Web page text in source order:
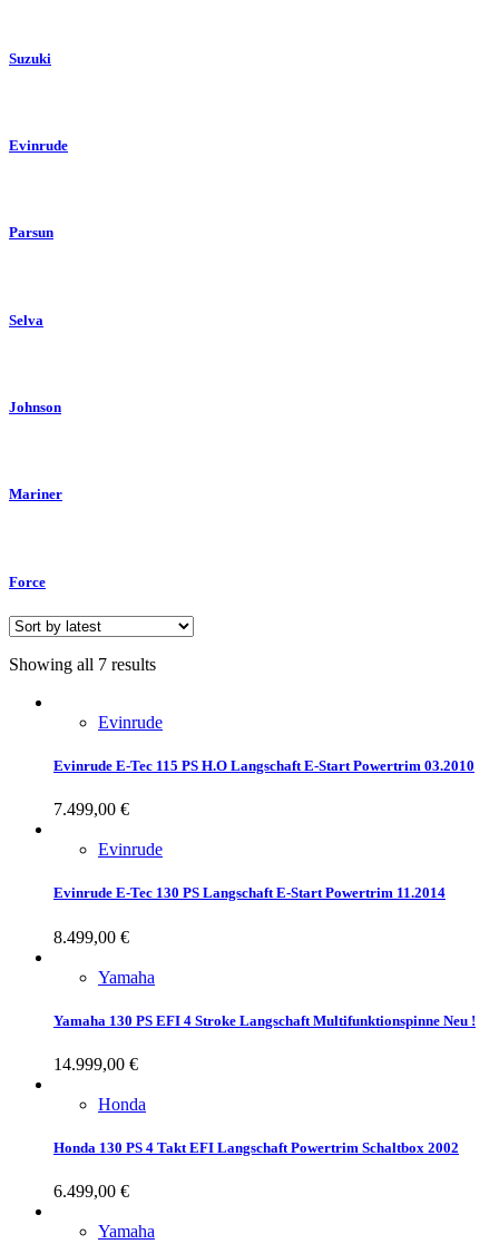
Suzuki
Evinrude
Parsun
Selva
Johnson
Mariner
Force
Showing all 7 results
Evinrude
Evinrude E-Tec 115 PS H.O Langschaft E-Start Powertrim 03.2010
7.499,00 €
Evinrude
Evinrude E-Tec 130 PS Langschaft E-Start Powertrim 11.2014
8.499,00 €
Yamaha
Yamaha 130 PS EFI 4 Stroke Langschaft Multifunktionspinne Neu !
14.999,00 €
Honda
Honda 130 PS 4 Takt EFI Langschaft Powertrim Schaltbox 2002
6.499,00 €
Yamaha